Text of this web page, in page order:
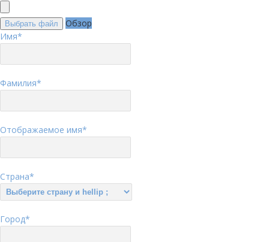
Выбрать файл
Обзор
Имя*
Фамилия*
Отображаемое имя*
Страна*
Город*